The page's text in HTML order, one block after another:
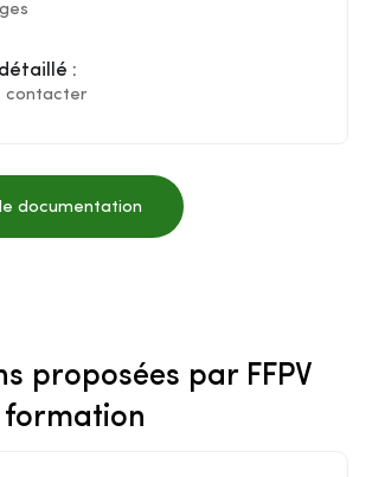
:
contacter
documentation
proposées par FFPV
formation